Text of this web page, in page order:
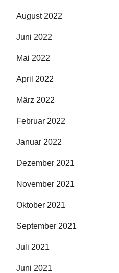
August 2022
Juni 2022
Mai 2022
April 2022
März 2022
Februar 2022
Januar 2022
Dezember 2021
November 2021
Oktober 2021
September 2021
Juli 2021
Juni 2021